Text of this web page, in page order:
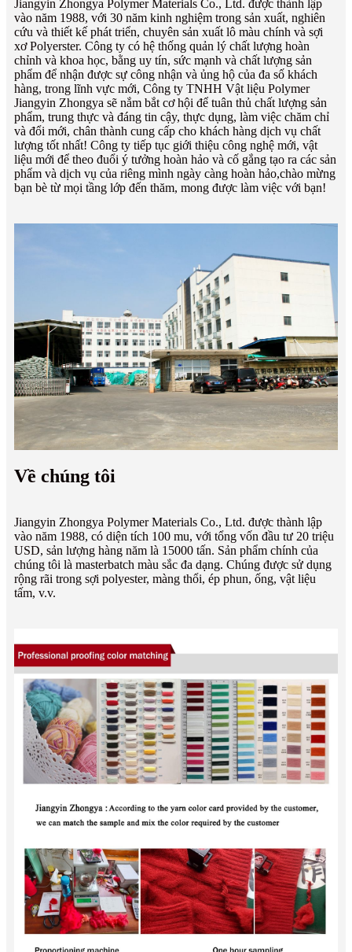
Jiangyin Zhongya Polymer Materials Co., Ltd. được thành lập
vào năm 1988, với 30 năm kinh nghiệm trong sản xuất, nghiên
cứu và thiết kế phát triển, chuyên sản xuất lô màu chính và sợi
xơ Polyerster. Công ty có hệ thống quản lý chất lượng hoàn
chỉnh và khoa học, bằng uy tín, sức mạnh và chất lượng sản
phẩm để nhận được sự công nhận và ủng hộ của đa số khách
hàng, trong lĩnh vực mới, Công ty TNHH Vật liệu Polymer
Jiangyin Zhongya sẽ nắm bắt cơ hội để tuân thủ chất lượng sản
phẩm, trung thực và đáng tin cậy, thực dụng, làm việc chăm chỉ
và đổi mới, chân thành cung cấp cho khách hàng dịch vụ chất
lượng tốt nhất! Công ty tiếp tục giới thiệu công nghệ mới, vật
liệu mới để theo đuổi ý tưởng hoàn hảo và cố gắng tạo ra các sản
phẩm và dịch vụ của riêng mình ngày càng hoàn hảo,chào mừng
bạn bè từ mọi tầng lớp đến thăm, mong được làm việc với bạn!
Về chúng tôi
Jiangyin Zhongya Polymer Materials Co., Ltd. được thành lập
vào năm 1988, có diện tích 100 mu, với tổng vốn đầu tư 20 triệu
USD, sản lượng hàng năm là 15000 tấn. Sản phẩm chính của
chúng tôi là masterbatch màu sắc đa dạng. Chúng được sử dụng
rộng rãi trong sợi polyester, màng thổi, ép phun, ống, vật liệu
tấm, v.v.